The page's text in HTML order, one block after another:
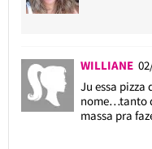
WILLIANE
Ju essa pizza
nome…tanto
massa pra